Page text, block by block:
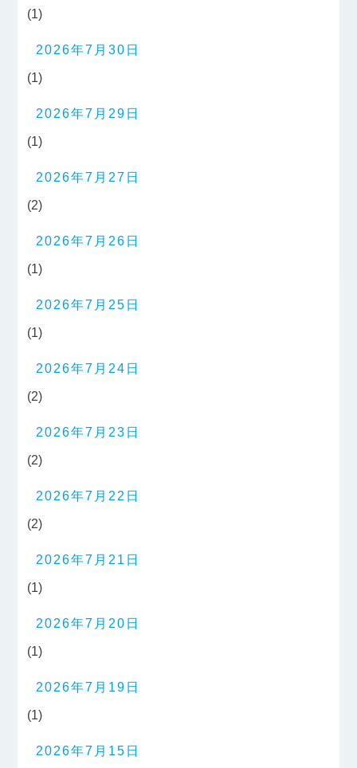
(1)
2026年7月30日
(1)
2026年7月29日
(1)
2026年7月27日
(2)
2026年7月26日
(1)
2026年7月25日
(1)
2026年7月24日
(2)
2026年7月23日
(2)
2026年7月22日
(2)
2026年7月21日
(1)
2026年7月20日
(1)
2026年7月19日
(1)
2026年7月15日